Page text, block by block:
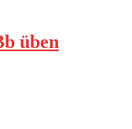
üben